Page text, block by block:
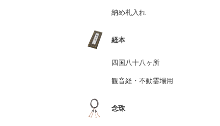
納め札入れ
経本
四国八十八ヶ所
観音経・不動霊場用
念珠